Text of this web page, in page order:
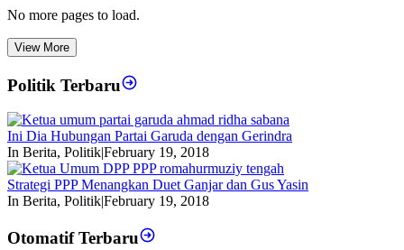
No more pages to load.
View More
Politik Terbaru
Ini Dia Hubungan Partai Garuda dengan Gerindra
In Berita, Politik|February 19, 2018
Strategi PPP Menangkan Duet Ganjar dan Gus Yasin
In Berita, Politik|February 19, 2018
Otomatif Terbaru